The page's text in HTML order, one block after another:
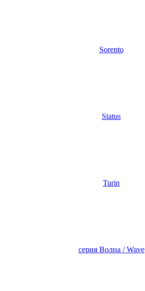
Sorento
Status
Turin
серия Волна / Wave